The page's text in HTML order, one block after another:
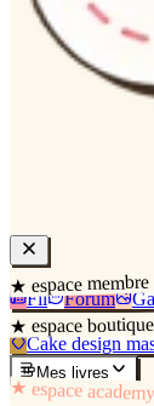
★ espace
Fil Forum
★ espace
Cake design
Mes livres
★ espace